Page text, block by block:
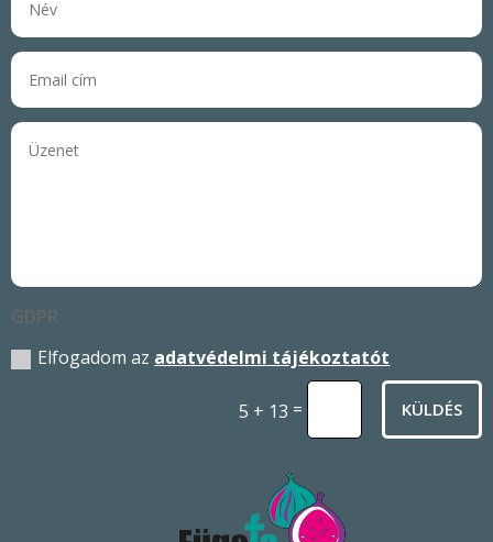
GDPR
Elfogadom az adatvédelmi tájékoztatót
5 + 13 = KÜLDÉS